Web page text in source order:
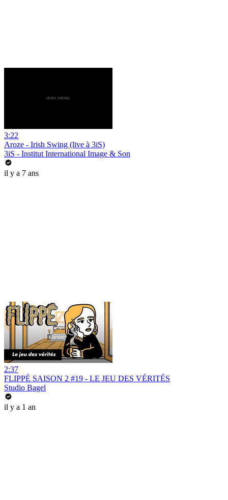
3:22
Aroze - Irish Swing (live à 3iS)
3iS - Institut International Image & Son
il y a 7 ans
2:37
FLIPPÉ SAISON 2 #19 - LE JEU DES VÉRITÉS
Studio Bagel
il y a 1 an